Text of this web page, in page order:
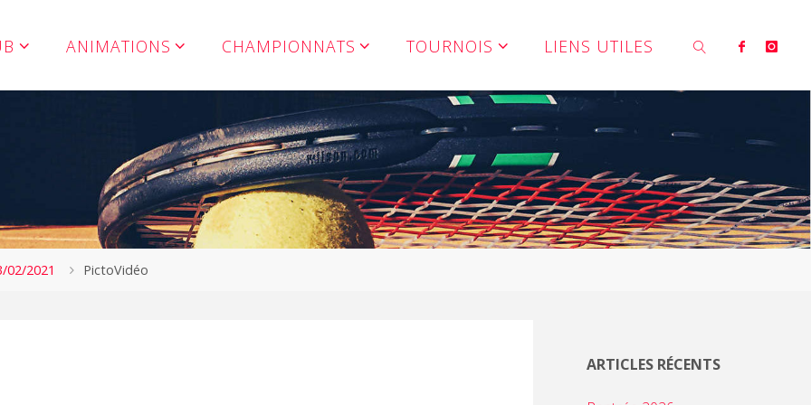
ANIMATIONS CHAMPIONNATS TOURNOIS LIENS UTILES
SEARCH
02/2021 PictoVidéo
ARTICLES RÉCENTS